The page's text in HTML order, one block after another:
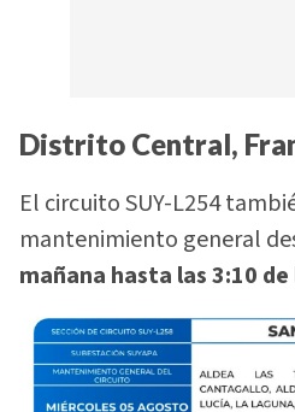
Distrito Central,
El circuito SUY-L254
mantenimiento general
mañana hasta las 3:10